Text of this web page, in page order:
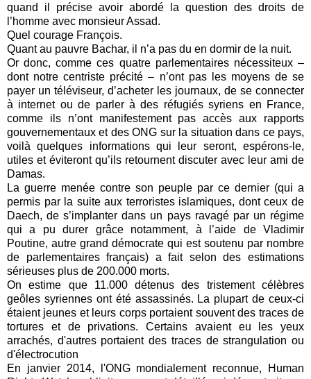
quand il précise avoir abordé la question des droits de
l’homme avec monsieur Assad.
Quel courage François.
Quant au pauvre Bachar, il n’a pas du en dormir de la nuit.
Or donc, comme ces quatre parlementaires nécessiteux –
dont notre centriste précité – n’ont pas les moyens de se
payer un téléviseur, d’acheter les journaux, de se connecter
à internet ou de parler à des réfugiés syriens en France,
comme ils n’ont manifestement pas accès aux rapports
gouvernementaux et des ONG sur la situation dans ce pays,
voilà quelques informations qui leur seront, espérons-le,
utiles et éviteront qu’ils retournent discuter avec leur ami de
Damas.
La guerre menée contre son peuple par ce dernier (qui a
permis par la suite aux terroristes islamiques, dont ceux de
Daech, de s’implanter dans un pays ravagé par un régime
qui a pu durer grâce notamment, à l’aide de Vladimir
Poutine, autre grand démocrate qui est soutenu par nombre
de parlementaires français) a fait selon des estimations
sérieuses plus de 200.000 morts.
On estime que 11.000 détenus des tristement célèbres
geôles syriennes ont été assassinés. La plupart de ceux-ci
étaient jeunes et leurs corps portaient souvent des traces de
tortures et de privations. Certains avaient eu les yeux
arrachés, d'autres portaient des traces de strangulation ou
d'électrocution
En janvier 2014, l'ONG mondialement reconnue, Human